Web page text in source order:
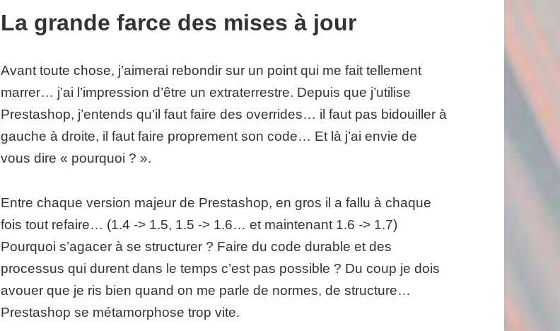
La grande farce des mises à jour
Avant toute chose, j’aimerai rebondir sur un point qui me fait tellement
marrer… j’ai l’impression d’être un extraterrestre. Depuis que j’utilise
Prestashop, j’entends qu’il faut faire des overrides… il faut pas bidouiller à
gauche à droite, il faut faire proprement son code… Et là j’ai envie de
vous dire « pourquoi ? ».
Entre chaque version majeur de Prestashop, en gros il a fallu à chaque
fois tout refaire… (1.4 -> 1.5, 1.5 -> 1.6… et maintenant 1.6 -> 1.7)
Pourquoi s’agacer à se structurer ? Faire du code durable et des
processus qui durent dans le temps c’est pas possible ? Du coup je dois
avouer que je ris bien quand on me parle de normes, de structure…
Prestashop se métamorphose trop vite.